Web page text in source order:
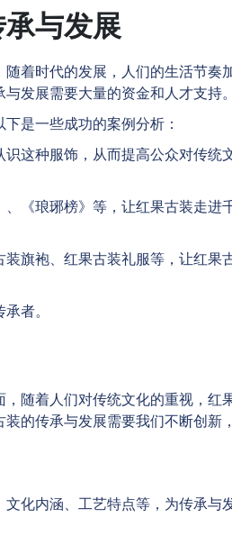
与发展
着时代的发展，人们的生活节奏
发展需要大量的资金和人才支持。
是一些成功的案例分析：
这种服饰，从而提高公众对传统
《琅琊榜》等，让红果古装走进
旗袍、红果古装礼服等，让红果
者。
随着人们对传统文化的重视，红
的传承与发展需要我们不断创新
文化内涵、工艺特点等，为传承与